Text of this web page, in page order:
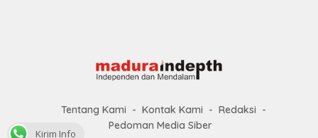
Tentang Kami Kontak Kami
Redaksi
Pedoman Media Siber
Kirim Info